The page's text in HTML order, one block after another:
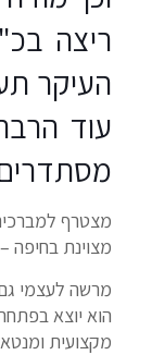
ריצה
עוד
מצטרף
מצוינת בחיפה – 5:21 שעות.
מרשה לעצמי
מקצועית